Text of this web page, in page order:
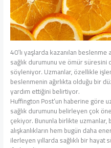
40’lı yaşlarda kazanılan beslenme
sağlık durumunu ve ömür
söyleniyor. Uzmanlar, özellikle
beslenmenin ağırlıkta olduğu bir
yardım ettiğini belirtiyor.
Huffington Post’un haberine göre
sağlık durumunu belirleyen çok
çekiyor. Bununla birlikte uzmanlar,
alışkanlıkların hem bugün daha
ilerleyen yıllarda sağlıklı bir